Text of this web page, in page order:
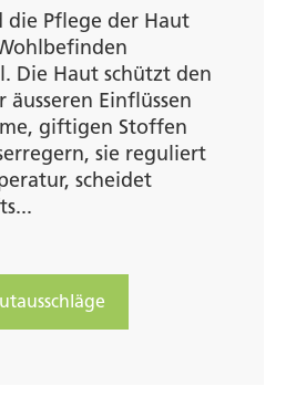
die Pflege der Haut
Die Haut schützt den
äusseren Einflüssen
giftigen Stoffen
sie reguliert
scheidet